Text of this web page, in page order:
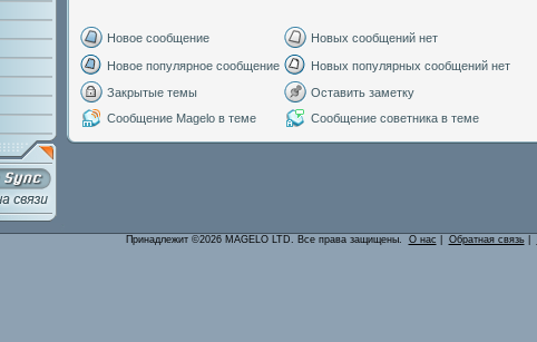
Новое сообщение Новых сообщений нет
Новое популярное сообщение
Новых популярных сообщений нет
Закрытые темы
Оставить заметку
Сообщение Magelo в теме
Сообщение советника в теме
Принадлежит ©2026 MAGELO LTD. Все права защищены. О нас Обратная связь|